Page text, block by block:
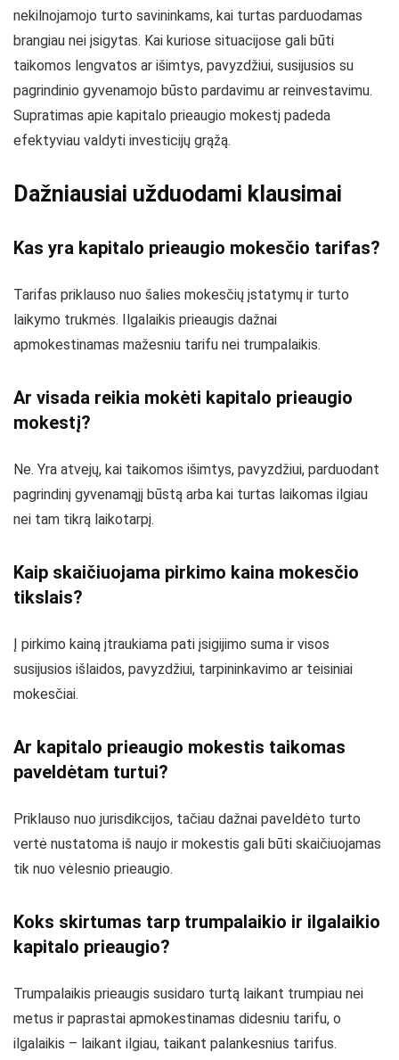
nekilnojamojo turto savininkams, kai turtas parduodamas
brangiau nei įsigytas. Kai kuriose situacijose gali būti
taikomos lengvatos ar išimtys, pavyzdžiui, susijusios su
pagrindinio gyvenamojo būsto pardavimu ar reinvestavimu.
Supratimas apie kapitalo prieaugio mokestį padeda
efektyviau valdyti investicijų grąžą.
Dažniausiai užduodami klausimai
Kas yra kapitalo prieaugio mokesčio tarifas?
Tarifas priklauso nuo šalies mokesčių įstatymų ir turto
laikymo trukmės. Ilgalaikis prieaugis dažnai
apmokestinamas mažesniu tarifu nei trumpalaikis.
Ar visada reikia mokėti kapitalo prieaugio
mokestį?
Ne. Yra atvejų, kai taikomos išimtys, pavyzdžiui, parduodant
pagrindinį gyvenamąjį būstą arba kai turtas laikomas ilgiau
nei tam tikrą laikotarpį.
Kaip skaičiuojama pirkimo kaina mokesčio
tikslais?
Į pirkimo kainą įtraukiama pati įsigijimo suma ir visos
susijusios išlaidos, pavyzdžiui, tarpininkavimo ar teisiniai
mokesčiai.
Ar kapitalo prieaugio mokestis taikomas
paveldėtam turtui?
Priklauso nuo jurisdikcijos, tačiau dažnai paveldėto turto
vertė nustatoma iš naujo ir mokestis gali būti skaičiuojamas
tik nuo vėlesnio prieaugio.
Koks skirtumas tarp trumpalaikio ir ilgalaikio
kapitalo prieaugio?
Trumpalaikis prieaugis susidaro turtą laikant trumpiau nei
metus ir paprastai apmokestinamas didesniu tarifu, o
ilgalaikis – laikant ilgiau, taikant palankesnius tarifus.